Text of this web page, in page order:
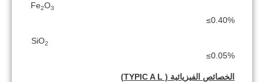
Fe2O3
≤0.40%
SiO2
≤0.05%
الخصائص الفيزيائية ( TYPIC A L)